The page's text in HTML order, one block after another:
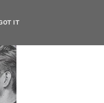
IT